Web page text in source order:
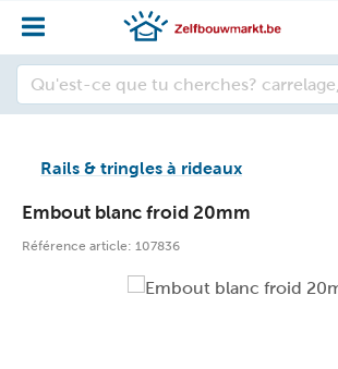
Rails & tringles à rideaux
Embout blanc froid 20mm
Référence article: 107836